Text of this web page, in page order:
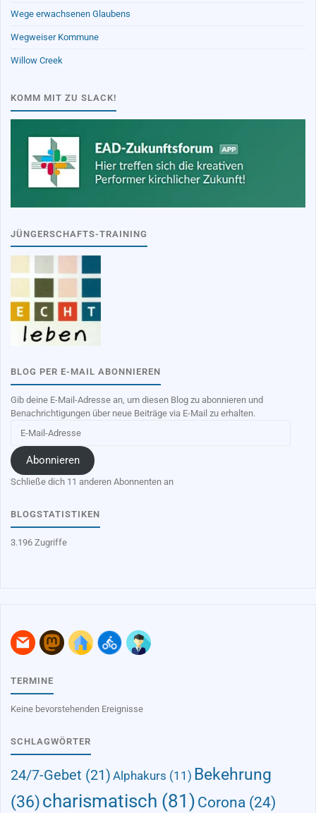
Wege erwachsenen Glaubens
Wegweiser Kommune
Willow Creek
KOMM MIT ZU SLACK!
JÜNGERSCHAFTS-TRAINING
BLOG PER E-MAIL ABONNIEREN
Gib deine E-Mail-Adresse an, um diesen Blog zu abonnieren und
Benachrichtigungen über neue Beiträge via E-Mail zu erhalten.
Mail-
Adresse
Abonnieren
Schließe dich 11 anderen Abonnenten an
BLOGSTATISTIKEN
3.196 Zugriffe
TERMINE
Keine bevorstehenden Ereignisse
SCHLAGWÖRTER
24/7-Gebet (21) Alphakurs (11) Bekehrung
(36)charismatisch (81) Corona (24)